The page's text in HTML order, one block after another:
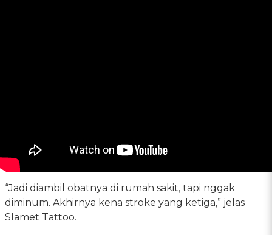
“Jadi diambil obatnya di rumah sakit, tapi nggak
diminum. Akhirnya kena stroke yang ketiga,” jelas
Slamet Tattoo.